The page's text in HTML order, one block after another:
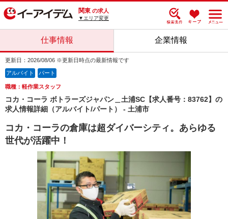
関東 の求人
▼エリア変更
仕事情報 企業情報
更新日：2026/08/06 ※更新日時点の最新情報です
アルバイト パート
職種：軽作業スタッフ
コカ・コーラ ボトラーズジャパン＿土浦SC【求人番号：83762】の
求人情報詳細（アルバイト/パート） - 土浦市
コカ・コーラの倉庫は超ダイバーシティ。あらゆる
世代が活躍中！